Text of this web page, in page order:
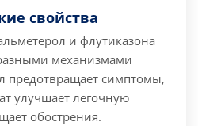
свойства
и флутиказона
механизмами
предотвращает симптомы,
улучшает легочную
обострения.